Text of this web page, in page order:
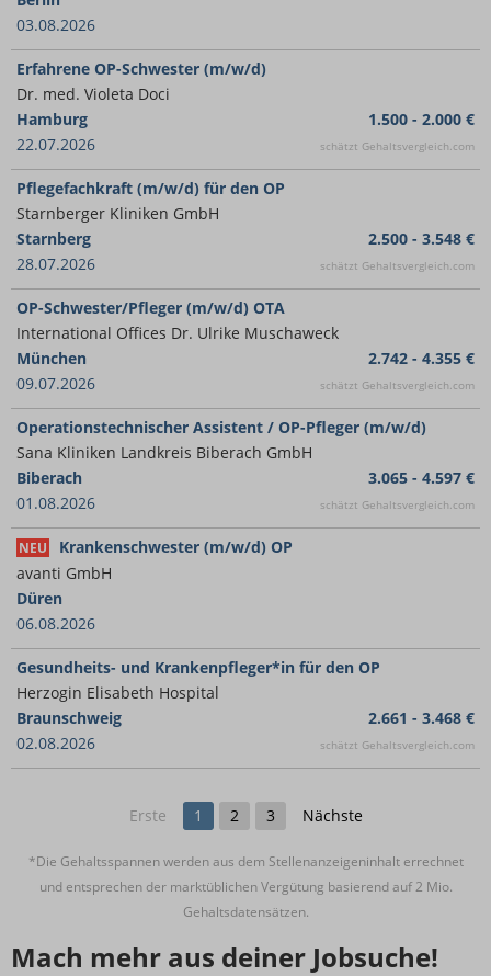
03.08.2026
Erfahrene OP-Schwester (m/w/d)
Dr. med. Violeta Doci
Hamburg
22.07.2026
1.500 - 2.000 €
schätzt Gehaltsvergleich.com
Pflegefachkraft (m/w/d) für den OP
Starnberger Kliniken GmbH
Starnberg
28.07.2026
2.500 - 3.548 €
schätzt Gehaltsvergleich.com
OP-Schwester/Pfleger (m/w/d) OTA
International Offices Dr. Ulrike Muschaweck
München
09.07.2026
2.742 - 4.355 €
schätzt Gehaltsvergleich.com
Operationstechnischer Assistent / OP-Pfleger (m/w/d)
Sana Kliniken Landkreis Biberach GmbH
Biberach
01.08.2026
3.065 - 4.597 €
schätzt Gehaltsvergleich.com
NEU
Krankenschwester (m/w/d) OP
avanti GmbH
Düren
06.08.2026
Gesundheits- und Krankenpfleger*in für den OP
Herzogin Elisabeth Hospital
Braunschweig
02.08.2026
2.661 - 3.468 €
schätzt Gehaltsvergleich.com
Erste 1 2 3 Nächste
*Die Gehaltsspannen werden aus dem Stellenanzeigeninhalt errechnet
und entsprechen der marktüblichen Vergütung basierend auf 2 Mio.
Gehaltsdatensätzen.
Mach mehr aus deiner Jobsuche!